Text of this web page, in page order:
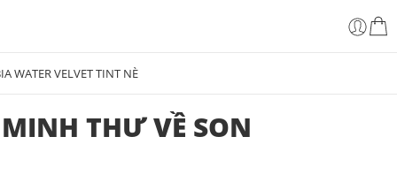
WATER VELVET TINT NÈ
THƯ VỀ SON